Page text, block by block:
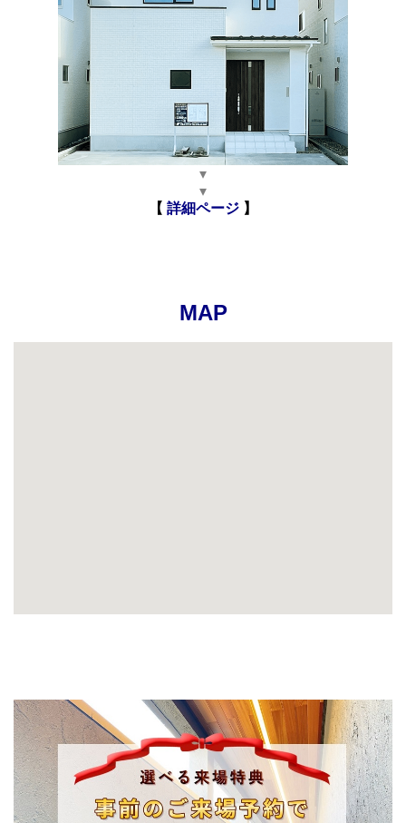
▾
▾
【 詳細ページ 】
MAP